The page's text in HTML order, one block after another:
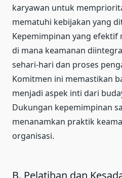
karyawan untuk
mematuhi kebijakan yang
Kepemimpinan yang efektif
di mana keamanan
sehari-hari dan proses
Komitmen ini memastikan
menjadi aspek inti dari
Dukungan kepemimpinan
menanamkan praktik
organisasi.